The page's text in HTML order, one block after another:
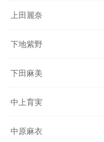
上田麗奈
下地紫野
下田麻美
中上育実
中原麻衣